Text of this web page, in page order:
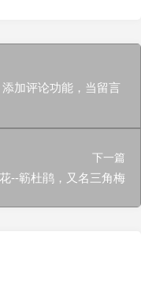
加评论功能，当留言
下一篇
--簕杜鹃，又名三角梅